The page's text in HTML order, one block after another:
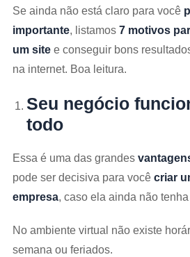
Se ainda não está claro para você
importante, listamos 7 motivos
um site e conseguir bons
na internet. Boa leitura.
Seu negócio
todo
Essa é uma das grandes
pode ser decisiva para você criar
empresa, caso ela ainda não tenha
No ambiente virtual não existe
semana ou feriados.